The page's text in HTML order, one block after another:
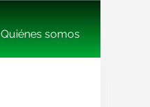
Quiénes somos